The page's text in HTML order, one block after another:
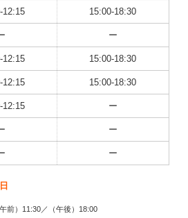
12:15 15:00-18:30
ー
12:15 15:00-18:30
12:15 15:00-18:30
12:15 ー
ー
ー
前）11:30／（午後）18:00